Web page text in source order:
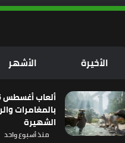
الأخيرة الأشهر
بالمغامرات
الشهيرة
منذ أسبوع واحد